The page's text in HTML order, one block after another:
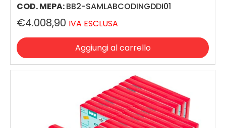
COD. MEPA:BB2-SAMLABCODINGDDI01
€4.008,90 IVA ESCLUSA
Aggiungi al carrello